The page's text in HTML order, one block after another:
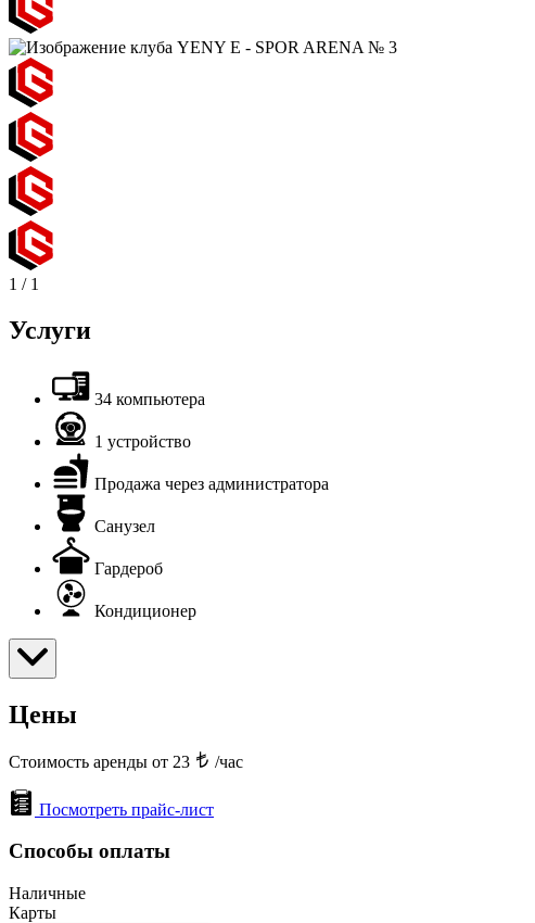
1 / 1
Услуги
34 компьютера
1 устройство
Продажа через администратора
Санузел
Гардероб
Кондиционер
Цены
Стоимость аренды от 23 /час
Посмотреть прайс-лист
Способы оплаты
Наличные
Карты